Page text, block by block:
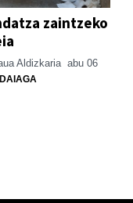
zaintzeko
Aldizkaria abu 06